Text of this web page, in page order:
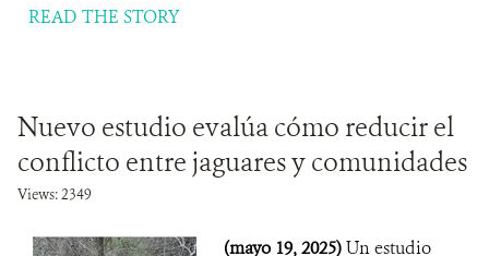
READ THE STORY
Nuevo estudio evalúa cómo reducir el
conflicto entre jaguares y comunidades
Views: 2349
(mayo 19, 2025)Un estudio